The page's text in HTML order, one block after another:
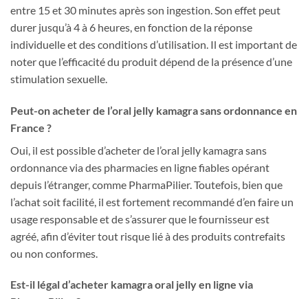
entre 15 et 30 minutes après son ingestion. Son effet peut
durer jusqu’à 4 à 6 heures, en fonction de la réponse
individuelle et des conditions d’utilisation. Il est important de
noter que l’efficacité du produit dépend de la présence d’une
stimulation sexuelle.
Peut-on acheter de l’oral jelly kamagra sans ordonnance en
France ?
Oui, il est possible d’acheter de l’oral jelly kamagra sans
ordonnance via des pharmacies en ligne fiables opérant
depuis l’étranger, comme PharmaPilier. Toutefois, bien que
l’achat soit facilité, il est fortement recommandé d’en faire un
usage responsable et de s’assurer que le fournisseur est
agréé, afin d’éviter tout risque lié à des produits contrefaits
ou non conformes.
Est-il légal d’acheter kamagra oral jelly en ligne via